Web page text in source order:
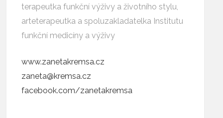
terapeutka funkční výživy a životního stylu,
arteterapeutka a spoluzakladatelka Institutu
funkční medicíny a výživy
www.zanetakremsa.cz
zaneta@kremsa.cz
facebook.com/zanetakremsa